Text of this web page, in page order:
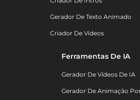
Gerador De Texto Animado
Criador De Vídeos
Ferramentas De IA
Gerador De Vídeos De IA
Gerador De Animação